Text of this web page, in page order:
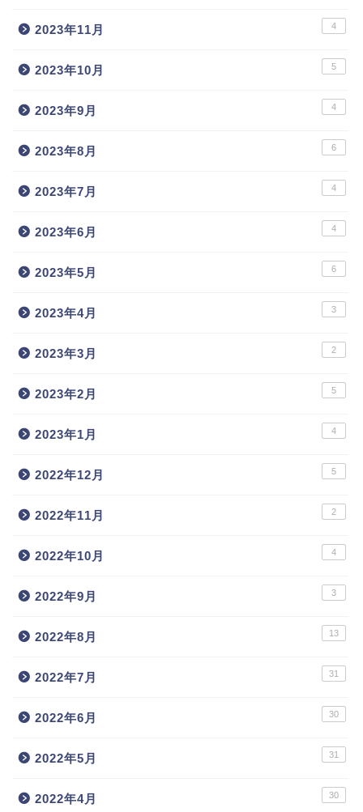
2023年11月 4
2023年10月 5
2023年9月 4
2023年8月 6
2023年7月 4
2023年6月 4
2023年5月 6
2023年4月 3
2023年3月 2
2023年2月 5
2023年1月 4
2022年12月 5
2022年11月 2
2022年10月 4
2022年9月 3
2022年8月 13
2022年7月 31
2022年6月 30
2022年5月 31
2022年4月 30